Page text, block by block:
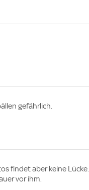
gefährlich.
findet aber keine Lücke.
vor ihm.